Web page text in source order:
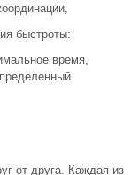
быстроты:
время,
от друга. Каждая из